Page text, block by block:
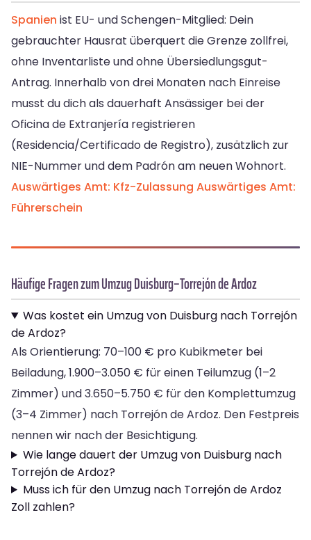
Spanien ist EU- und Schengen-Mitglied: Dein
gebrauchter Hausrat überquert die Grenze zollfrei,
ohne Inventarliste und ohne Übersiedlungsgut-
Antrag. Innerhalb von drei Monaten nach Einreise
musst du dich als dauerhaft Ansässiger bei der
Oficina de Extranjería registrieren
(Residencia/Certificado de Registro), zusätzlich zur
NIE-Nummer und dem Padrón am neuen Wohnort.
Auswärtiges Amt: Kfz-Zulassung Auswärtiges Amt:
Führerschein
Häufige Fragen zum Umzug Duisburg–Torrejón de Ardoz
Was kostet ein Umzug von Duisburg nach Torrejón
de Ardoz?
Als Orientierung: 70–100 € pro Kubikmeter bei
Beiladung, 1.900–3.050 € für einen Teilumzug (1–2
Zimmer) und 3.650–5.750 € für den Komplettumzug
(3–4 Zimmer) nach Torrejón de Ardoz. Den Festpreis
nennen wir nach der Besichtigung.
Wie lange dauert der Umzug von Duisburg nach
Torrejón de Ardoz?
Muss ich für den Umzug nach Torrejón de Ardoz
Zoll zahlen?